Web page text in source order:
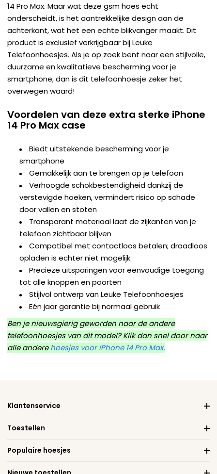
14 Pro Max. Maar wat deze gsm hoes echt
onderscheidt, is het aantrekkelijke design aan de
achterkant, wat het een echte blikvanger maakt. Dit
product is exclusief verkrijgbaar bij Leuke
Telefoonhoesjes. Als je op zoek bent naar een stijlvolle,
duurzame en kwalitatieve bescherming voor je
smartphone, dan is dit telefoonhoesje zeker het
overwegen waard!
Voordelen van deze extra sterke iPhone
14 Pro Max case
Biedt uitstekende bescherming voor je
smartphone
Gemakkelijk aan te brengen op je telefoon
Verhoogde schokbestendigheid dankzij de
verstevigde hoeken, vermindert risico op schade
door vallen en stoten
Transparant materiaal laat de zijkanten van je
telefoon zichtbaar blijven
Compatibel met contactloos betalen; draadloos
opladen is echter niet mogelijk
Precieze uitsparingen voor eenvoudige toegang
tot alle knoppen en poorten
Stijlvol ontwerp van Leuke Telefoonhoesjes
Eén jaar garantie bij normaal gebruik
Ben je nieuwsgierig geworden naar de andere
telefoonhoesjes van dit model? Klik dan snel door naar
alle anderehoesjes voor iPhone 14 Pro Max.
Klantenservice
Toestellen
Populaire hoesjes